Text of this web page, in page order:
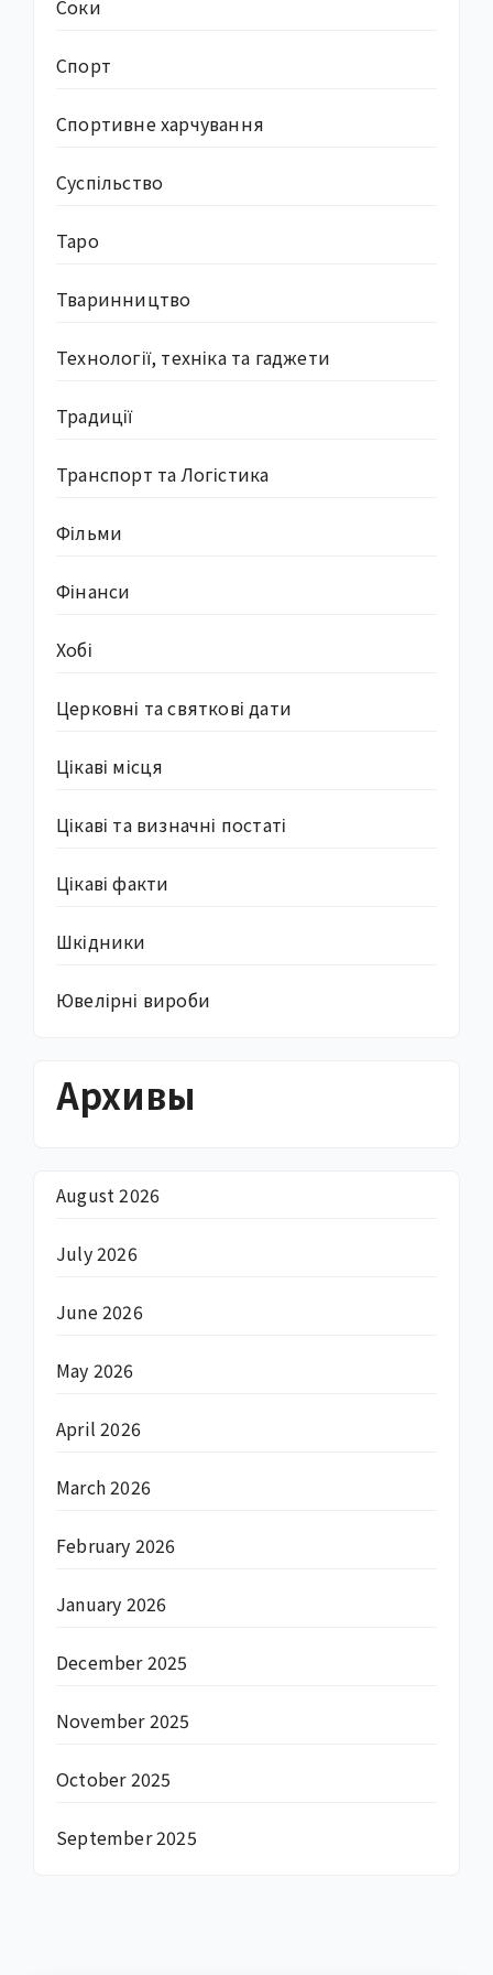
Соки
Спорт
Спортивне харчування
Суcпільство
Таро
Тваринництво
Технології, техніка та гаджети
Традиції
Транспорт та Логістика
Фільми
Фінанси
Хобі
Церковні та святкові дати
Цікаві місця
Цікаві та визначні постаті
Цікаві факти
Шкідники
Ювелірні вироби
Архивы
August 2026
July 2026
June 2026
May 2026
April 2026
March 2026
February 2026
January 2026
December 2025
November 2025
October 2025
September 2025